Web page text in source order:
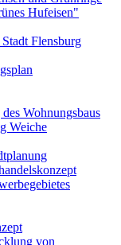
Hufeisen"
Flensburg
Wohnungsbaus
Weiche
von